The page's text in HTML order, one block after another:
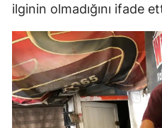
ilginin olmadığını ifade